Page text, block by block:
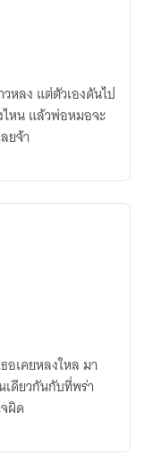
หลง แต่ตัวเองดันไป
ไหน แล้วพ่อหมอจะ
ยจ้า
อเคยหลงใหล มา
เดียวกันกับที่พร่า
ผิด